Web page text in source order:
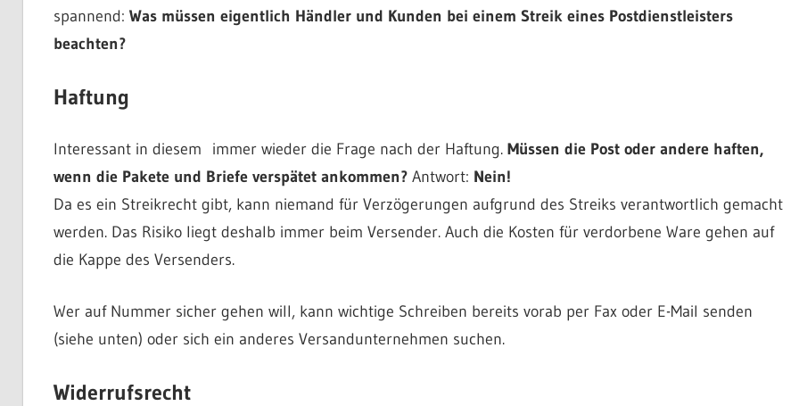
spannend: Was müssen eigentlich Händler und Kunden bei einem Streik eines Postdienstleisters
beachten?
Haftung
Interessant in diesem immer wieder die Frage nach der Haftung. Müssen die Post oder andere haften,
wenn die Pakete und Briefe verspätet ankommen? Antwort: Nein!
Da es ein Streikrecht gibt, kann niemand für Verzögerungen aufgrund des Streiks verantwortlich gemacht
werden. Das Risiko liegt deshalb immer beim Versender. Auch die Kosten für verdorbene Ware gehen auf
die Kappe des Versenders.
Wer auf Nummer sicher gehen will, kann wichtige Schreiben bereits vorab per Fax oder E-Mail senden
(siehe unten) oder sich ein anderes Versandunternehmen suchen.
Widerrufsrecht